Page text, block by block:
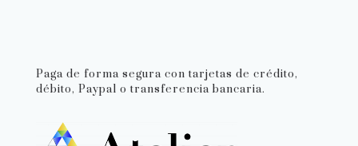
Paga de forma segura con tarjetas de crédito,
débito, Paypal o transferencia bancaria.